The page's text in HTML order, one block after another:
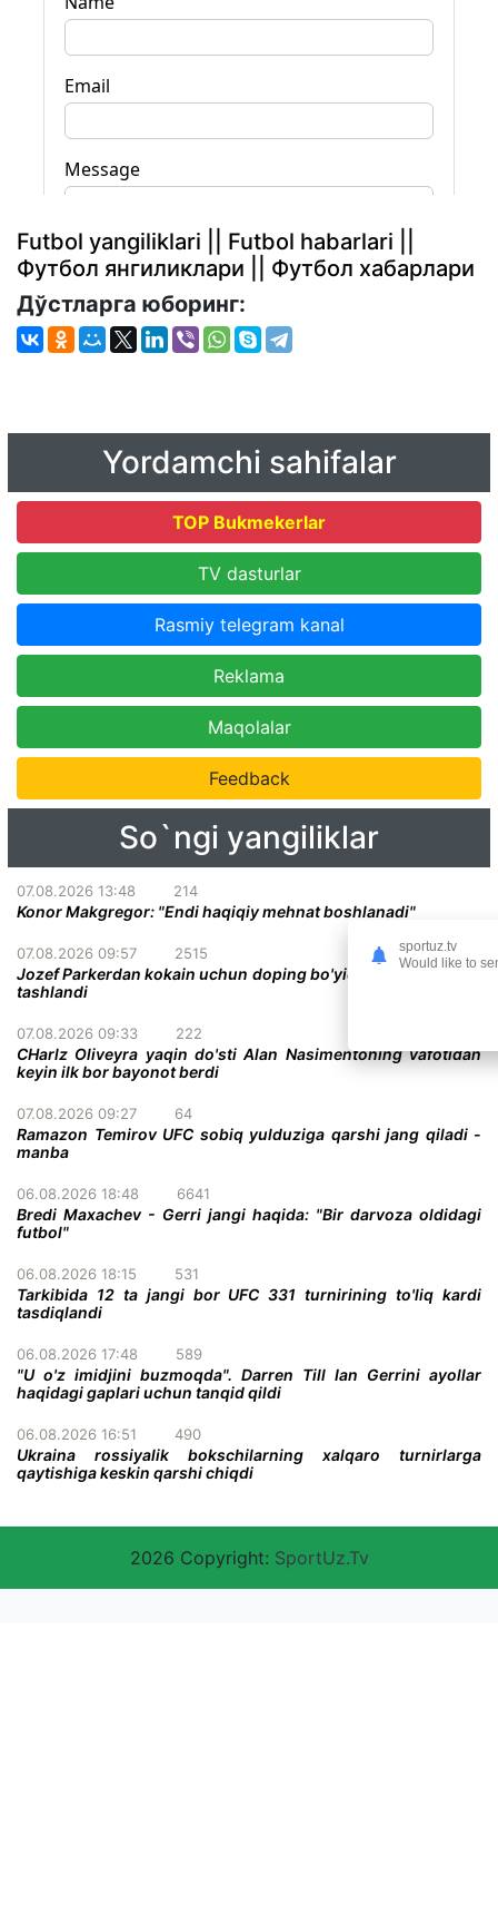
Futbol yangiliklari || Futbol habarlari ||
Футбол янгиликлари || Футбол хабарлари
Дўстларга юборинг:
Yordamchi sahifalar
TOP Bukmekerlar
TV dasturlar
Rasmiy telegram kanal
Reklama
Maqolalar
Feedback
So`ngi yangiliklar
07.08.2026 13:48 214
Konor Makgregor: "Endi haqiqiy mehnat boshlanadi"
07.08.2026 09:57 2515
Jozef Parkerdan kokain uchun doping bo'yicha ayblovlar olib
tashlandi
07.08.2026 09:33 222
CHarlz Oliveyra yaqin do'sti Alan Nasimentoning vafotidan
keyin ilk bor bayonot berdi
07.08.2026 09:27 64
Ramazon Temirov UFC sobiq yulduziga qarshi jang qiladi -
manba
06.08.2026 18:48 6641
Bredi Maxachev - Gerri jangi haqida: "Bir darvoza oldidagi
futbol"
06.08.2026 18:15 531
Tarkibida 12 ta jangi bor UFC 331 turnirining to'liq kardi
tasdiqlandi
06.08.2026 17:48 589
"U o'z imidjini buzmoqda". Darren Till Ian Gerrini ayollar
haqidagi gaplari uchun tanqid qildi
06.08.2026 16:51 490
Ukraina rossiyalik bokschilarning xalqaro turnirlarga
qaytishiga keskin qarshi chiqdi
2026 Copyright: SportUz.Tv
sportuz.tv
Would like to